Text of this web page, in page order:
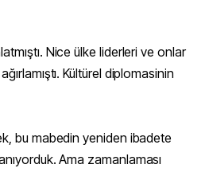
Nice ülke liderleri ve onlar
Kültürel diplomasinin
bu mabedin yeniden ibadete
Ama zamanlaması